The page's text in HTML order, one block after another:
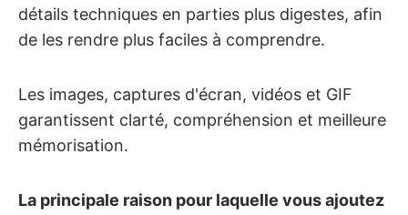
détails techniques en parties plus digestes, afin
de les rendre plus faciles à comprendre.
Les images, captures d'écran, vidéos et GIF
garantissent clarté, compréhension et meilleure
mémorisation.
La principale raison pour laquelle vous ajoutez